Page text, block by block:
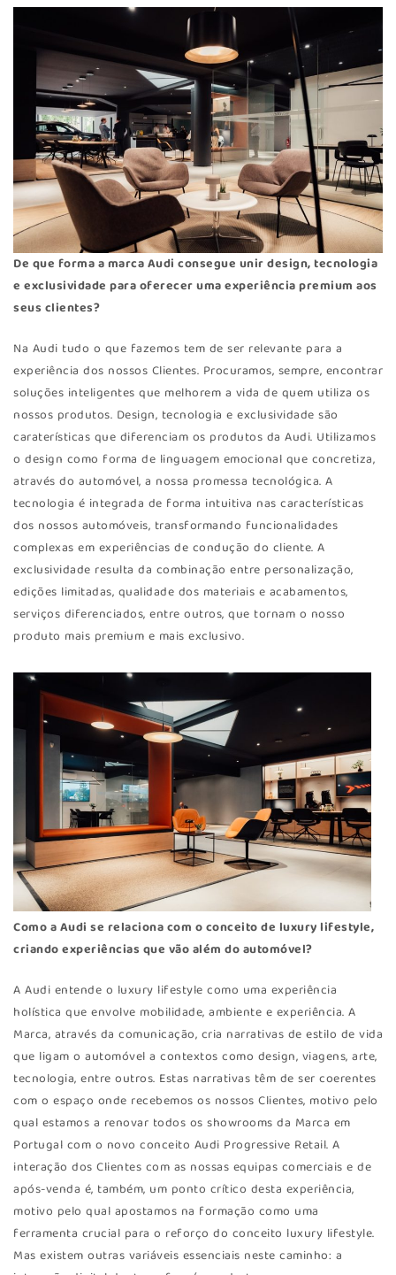
De que forma a marca Audi consegue unir design, tecnologia
e exclusividade para oferecer uma experiência premium aos
seus clientes?
Na Audi tudo o que fazemos tem de ser relevante para a
experiência dos nossos Clientes. Procuramos, sempre, encontrar
soluções inteligentes que melhorem a vida de quem utiliza os
nossos produtos. Design, tecnologia e exclusividade são
caraterísticas que diferenciam os produtos da Audi. Utilizamos
o design como forma de linguagem emocional que concretiza,
através do automóvel, a nossa promessa tecnológica. A
tecnologia é integrada de forma intuitiva nas características
dos nossos automóveis, transformando funcionalidades
complexas em experiências de condução do cliente. A
exclusividade resulta da combinação entre personalização,
edições limitadas, qualidade dos materiais e acabamentos,
serviços diferenciados, entre outros, que tornam o nosso
produto mais premium e mais exclusivo.
Como a Audi se relaciona com o conceito de luxury lifestyle,
criando experiências que vão além do automóvel?
A Audi entende o luxury lifestyle como uma experiência
holística que envolve mobilidade, ambiente e experiência. A
Marca, através da comunicação, cria narrativas de estilo de vida
que ligam o automóvel a contextos como design, viagens, arte,
tecnologia, entre outros. Estas narrativas têm de ser coerentes
com o espaço onde recebemos os nossos Clientes, motivo pelo
qual estamos a renovar todos os showrooms da Marca em
Portugal com o novo conceito Audi Progressive Retail. A
interação dos Clientes com as nossas equipas comerciais e de
após-venda é, também, um ponto crítico desta experiência,
motivo pelo qual apostamos na formação como uma
ferramenta crucial para o reforço do conceito luxury lifestyle.
Mas existem outras variáveis essenciais neste caminho: a